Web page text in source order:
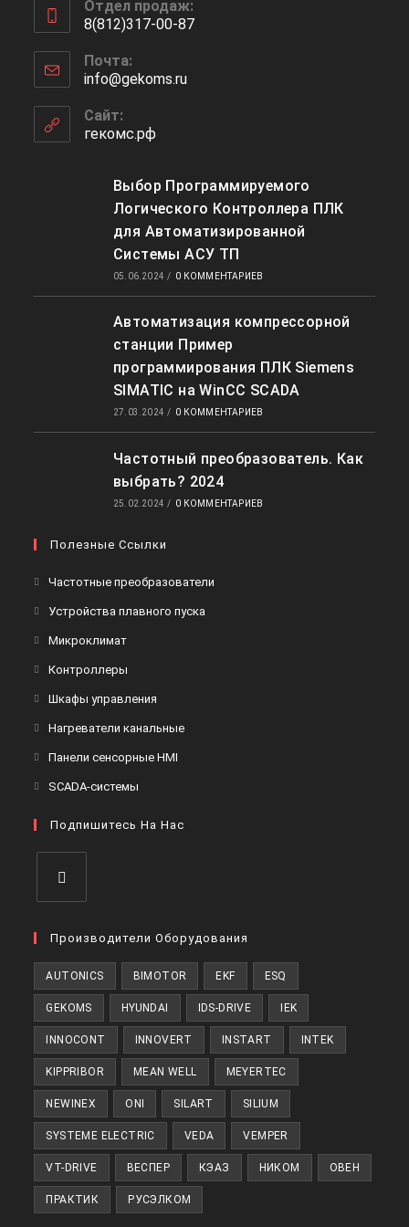
в
вашем
приложении
Отдел продаж:
8(812)317-00-87
в
вашем
приложении
Почта:
info@gekoms.ruОткроется
Сайт:
гекомс.рф
Выбор Программируемого
Логического Контроллера ПЛК
для Автоматизированной
Системы АСУ ТП
05.06.2024 / 0 КОММЕНТАРИЕВ
Автоматизация компрессорной
станции Пример
программирования ПЛК Siemens
SIMATIC на WinCC SCADA
27.03.2024 / 0 КОММЕНТАРИЕВ
Частотный преобразователь. Как
выбрать? 2024
25.02.2024 / 0 КОММЕНТАРИЕВ
Полезные Ссылки
Частотные преобразователи
Устройства плавного пуска
МикроклиматОткроется
вкладке
Контроллеры
вкладке
Шкафы управления
вкладке
Нагреватели канальныеОткроется
Панели сенсорные HMI
вкладке
SCADA-системы
новой
Подпишитесь На Нас
в
вкладке
Производители Оборудования
AUTONICS BIMOTOR EKF ESQ
GEKOMS HYUNDAI IDS-DRIVE IEK
INNOCONT INNOVERT INSTART INTEK
KIPPRIBOR MEAN WELL MEYERTEC
NEWINEX ONI SILART SILIUM
SYSTEME ELECTRIC VEDA VEMPER
VT-DRIVE ВЕСПЕР КЭАЗ НИКОМ ОВЕН
ПРАКТИК РУСЭЛКОМ